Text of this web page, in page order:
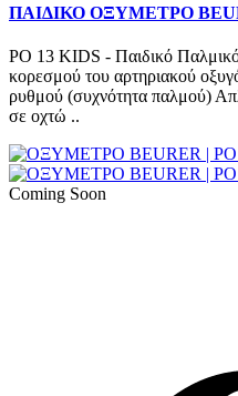
ΠΑΙΔΙΚΟ ΟΞΥΜΕΤΡΟ
PO 13 KIDS - Παιδικό
κορεσμού του αρτηριακού
ρυθμού (συχνότητα παλμού)
σε οχτώ ..
Coming Soon